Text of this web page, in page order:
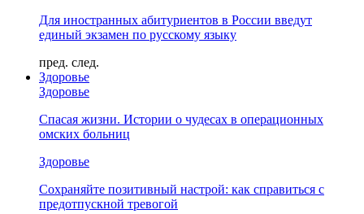
Для иностранных абитуриентов в России введут
единый экзамен по русскому языку
пред. след.
Здоровье
Здоровье
Спасая жизни. Истории о чудесах в операционных
омских больниц
Здоровье
Сохраняйте позитивный настрой: как справиться с
предотпускной тревогой